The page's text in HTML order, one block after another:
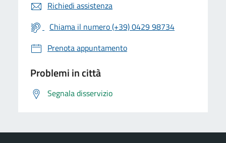
Richiedi assistenza
Chiama il numero (+39) 0429 98734
Prenota appuntamento
Problemi in città
Segnala disservizio